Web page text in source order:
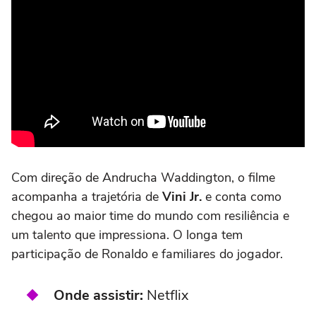
Com direção de Andrucha Waddington, o filme
acompanha a trajetória de Vini Jr. e conta como
chegou ao maior time do mundo com resiliência e
um talento que impressiona. O longa tem
participação de Ronaldo e familiares do jogador.
Onde assistir: Netflix